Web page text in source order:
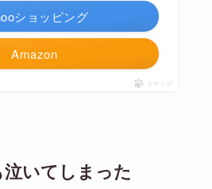
Amazon
ショッピング
ポチップ
泣いてしまった